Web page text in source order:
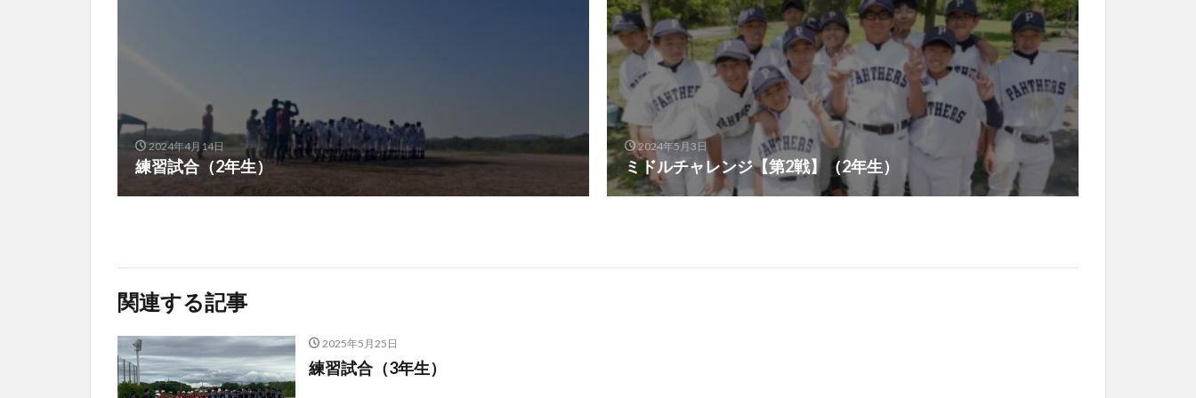
2024年4月14日
練習試合（2年生）
2024年5月3日
ミドルチャレンジ【第2戦】（2年生）
関連する記事
2025年5月25日
練習試合（3年生）